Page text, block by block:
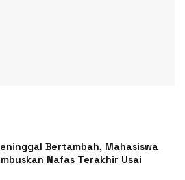
Bertambah, Mahasiswa
Nafas Terakhir Usai